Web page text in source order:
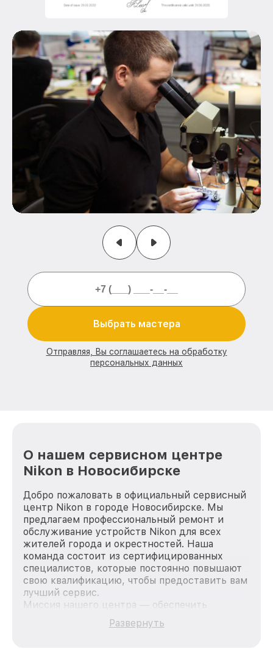
Выбрать мастера
Отправляя, Вы соглашаетесь на обработку
персональных данных
О нашем сервисном центре
Nikon в Новосибирске
Добро пожаловать в официальный сервисный
центр Nikon в городе Новосибирске. Мы
предлагаем профессиональный ремонт и
обслуживание устройств Nikon для всех
жителей города и окрестностей. Наша
команда состоит из сертифицированных
специалистов, которые постоянно повышают
свою квалификацию, чтобы предоставить вам
лучший сервис.
Миссия нашего центра — обеспечить
качественный и доступный ремонт для
каждого пользователя продукции Nikon, вне
Развернуть